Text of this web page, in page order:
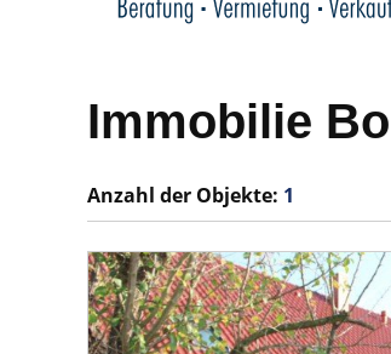
Immobilie
Anzahl der Objekte: 1